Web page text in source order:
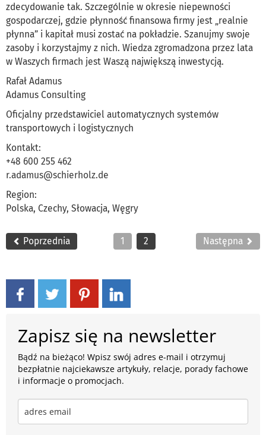
zdecydowanie tak. Szczególnie w okresie niepewności
gospodarczej, gdzie płynność finansowa firmy jest „realnie
płynna” i kapitał musi zostać na pokładzie. Szanujmy swoje
zasoby i korzystajmy z nich. Wiedza zgromadzona przez lata
w Waszych firmach jest Waszą największą inwestycją.
Rafał Adamus
Adamus Consulting
Oficjalny przedstawiciel automatycznych systemów
transportowych i logistycznych
Kontakt:
+48 600 255 462
r.adamus@schierholz.de
Region:
Polska, Czechy, Słowacja, Węgry
Poprzednia 1 2 Następna
Zapisz się na newsletter
Bądź na bieżąco! Wpisz swój adres e-mail i otrzymuj
bezpłatnie najciekawsze artykuły, relacje, porady fachowe
i informacje o promocjach.